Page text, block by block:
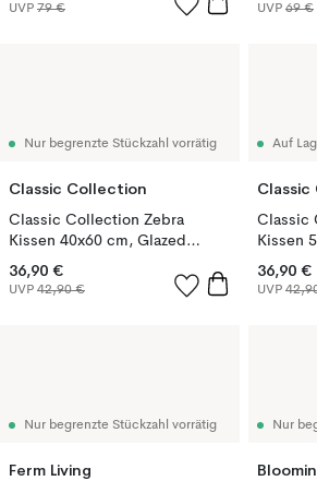
UVP 79 € UVP 69 €
Nur begrenzte Stückzahl vorrätig
Classic Collection
Classic Collection Zebra
Kissen 40x60 cm, Glazed
Ginger
36,90 €
UVP 42,90 €
Auf
Classic
Kissen
Ginger
36,90 €
UVP
Nur begrenzte Stückzahl vorrätig
Ferm Living
Nur